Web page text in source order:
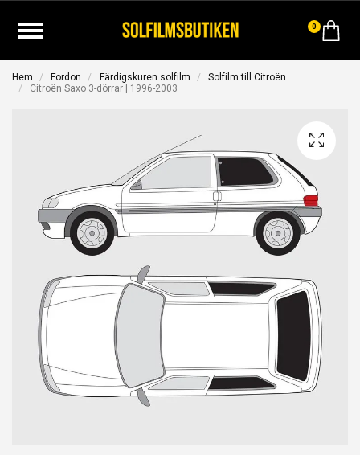
0
Hem Fordon Färdigskuren solfilm
Solfilm till Citroën
Citroën Saxo 3-dörrar | 1996-2003